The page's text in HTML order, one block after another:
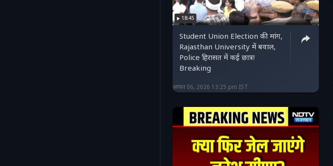
18:45
Student Union Election की मांग,
Rajasthan University में बवाल,
Police हिरासत में कई छात्र!
Breaking
अगस्त 06, 2026 13:25 pm IST